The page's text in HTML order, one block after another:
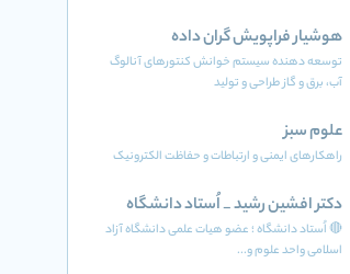
هوشیار فراپویش گران داده
توسعه دهنده سیستم خوانش کنتورهای آنالوگ
آب، برق و گاز طراحی و تولید
علوم سبز
راهکارهای ایمنی و ارتباطات و حفاظت الکترونیک
دکتر افشین رشید _ اُستاد دانشگاه
🔴 اُستاد دانشگاه ؛ عضو هیات علمی دانشگاه آزاد
اسلامی واحد علوم و...